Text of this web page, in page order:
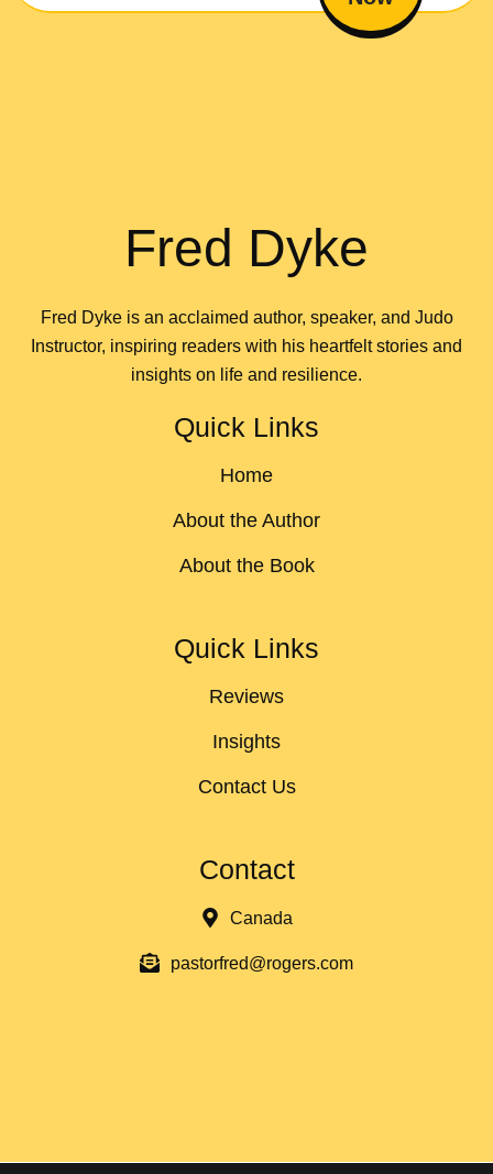
Fred Dyke
Fred Dyke is an acclaimed author, speaker, and Judo
Instructor, inspiring readers with his heartfelt stories and
insights on life and resilience.
Quick Links
Home
About the Author
About the Book
Quick Links
Reviews
Insights
Contact Us
Contact
Canada
pastorfred@rogers.com